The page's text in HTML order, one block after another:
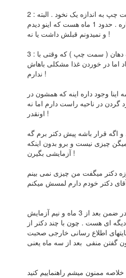
2 : ورم در ناحیه پشت گوش سمت چپ به اندازه یک نخود . البته
حالت ژله ای داره و درد هم نداره . حدود 1 ماه هست که اینو دیدم
و نمیدونم قبلش داشت یا نه !
3 : یک غده سفت در زیر لوزه دهان ( سمت چپ ) که وقتی با
اما در خوردن غذا مشکلی باهاش
ندارم !
وجود داره اینه که همشون در
در ناحیه راست دارم اما نه
اونقدر !
و اگه قرار باشه پیش دکتر برم گه
چیزی نیست و برو بدون اینکه
آزمایشی بگیرن !
دکتر میگفت من چیزی نمی بینم
در ضمن بعد از 3 ماه و نیم آزمایش HIv دادم که منفی بود . پس
دیگه ای هست . چون با چند دکتر از
اطلاع رسانی خارجی صحبت